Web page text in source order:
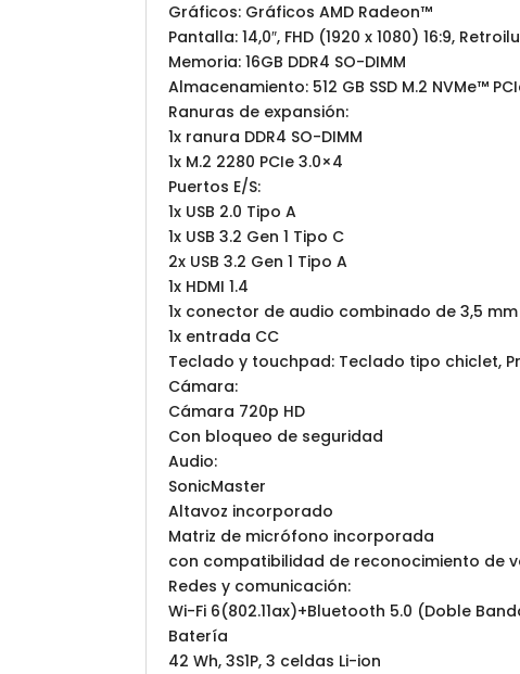
Gráficos: Gráficos AMD Radeon™
Pantalla: 14,0″, FHD (1920 x 1080) 16:9,
Memoria: 16GB DDR4 SO-DIMM
Almacenamiento: 512 GB SSD M.2 NVMe™
Ranuras de expansión:
1x ranura DDR4 SO-DIMM
1x M.2 2280 PCIe 3.0×4
Puertos E/S:
1x USB 2.0 Tipo A
1x USB 3.2 Gen 1 Tipo C
2x USB 3.2 Gen 1 Tipo A
1x HDMI 1.4
1x conector de audio combinado de 3,5 mm
1x entrada CC
Teclado y touchpad: Teclado tipo chiclet,
Cámara:
Cámara 720p HD
Con bloqueo de seguridad
Audio:
SonicMaster
Altavoz incorporado
Matriz de micrófono incorporada
con compatibilidad de reconocimiento de
Redes y comunicación:
Wi-Fi 6(802.11ax)+Bluetooth 5.0 (Doble
Batería
42 Wh, 3S1P, 3 celdas Li-ion